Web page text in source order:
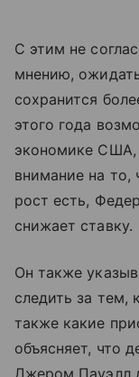
С этим не
мнению,
сохранится
этого года
экономике США,
внимание на то,
рост есть,
снижает ставку.
Он также
следить за тем,
также какие
объясняет, что
Джером Пауэлл